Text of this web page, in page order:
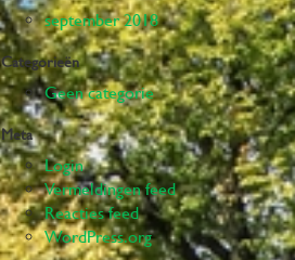
september 2018
Categorieën
Geen categorie
Meta
Login
Vermeldingen feed
Reacties feed
WordPress.org